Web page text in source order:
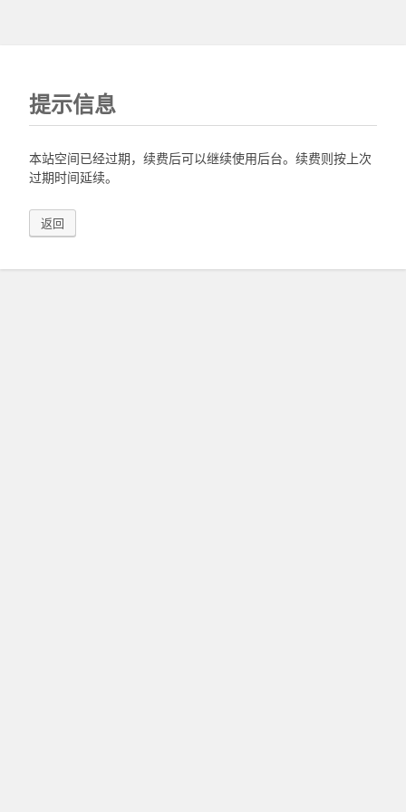
提示信息
本站空间已经过期，续费后可以继续使用后台。续费则按上次
过期时间延续。
返回